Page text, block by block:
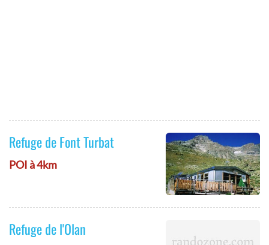
Refuge de Font Turbat
POI à 4km
Refuge de l'Olan